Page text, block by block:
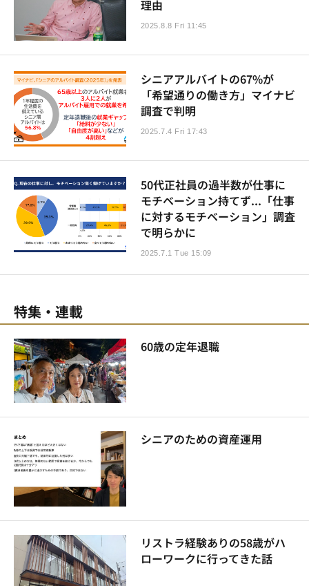
理由
2025.8.8 Fri 11:45
シニアアルバイトの67%が
「希望通りの働き方」マイナビ
調査で判明
2025.7.4 Fri 17:43
50代正社員の過半数が仕事に
モチベーション持てず...「仕事
に対するモチベーション」調査
で明らかに
2025.7.1 Tue 15:09
特集・連載
60歳の定年退職
シニアのための資産運用
リストラ経験ありの58歳がハ
ローワークに行ってきた話